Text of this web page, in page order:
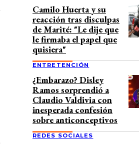
Camilo Huerta y su
reacción tras disculpas
de Marité: "Le dije que
le firmaba el papel que
quisiera"
ENTRETENCIÓN
¿Embarazo? Disley
Ramos sorprendió a
Claudio Valdivia con
inesperada confesión
sobre anticonceptivos
REDES SOCIALES